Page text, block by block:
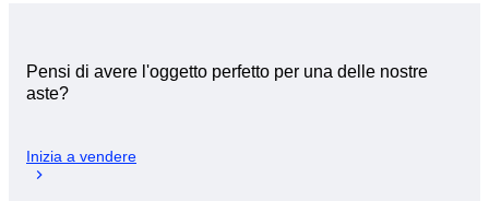
Pensi di avere l'oggetto perfetto per una delle nostre
aste?
Inizia a vendere